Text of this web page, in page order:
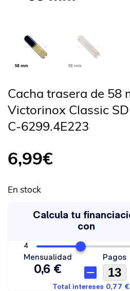
Cacha trasera de 58
Victorinox Classic
C-6299.4E223
6,99€
En stock